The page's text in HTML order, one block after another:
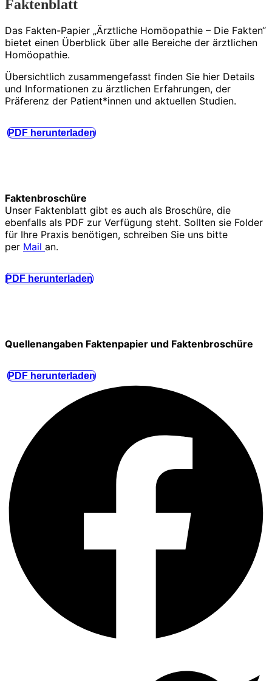
Faktenblatt
Das Fakten-Papier „Ärztliche Homöopathie – Die Fakten“
bietet einen Überblick über alle Bereiche der ärztlichen
Homöopathie.
Übersichtlich zusammengefasst finden Sie hier Details
und Informationen zu ärztlichen Erfahrungen, der
Präferenz der Patient*innen und aktuellen Studien.
PDF herunterladen
Faktenbroschüre
Unser Faktenblatt gibt es auch als Broschüre, die
ebenfalls als PDF zur Verfügung steht. Sollten sie Folder
für Ihre Praxis benötigen, schreiben Sie uns bitte
per Mail an.
PDF herunterladen
Quellenangaben Faktenpapier und Faktenbroschüre
PDF herunterladen